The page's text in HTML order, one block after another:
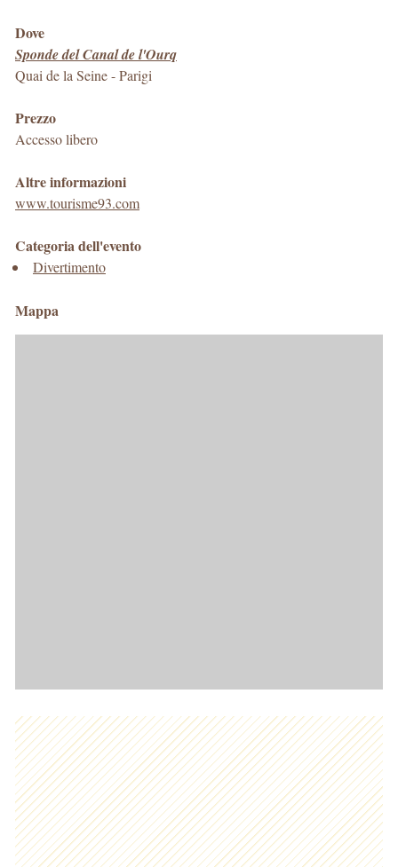
Dove
Sponde del Canal de l'Ourq
Quai de la Seine-Parigi
Prezzo
Accesso libero
Altre informazioni
www.tourisme93.com
Categoria dell'evento
Divertimento
Mappa